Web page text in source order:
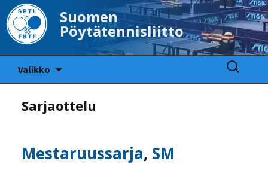
Suomen
Pöytätennisliitto
Valikko
Haku:
Sarjaottelu
Mestaruussarja, SM